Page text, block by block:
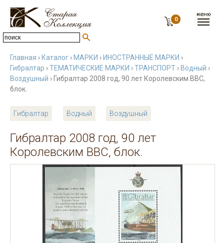
0
Главная › Каталог › МАРКИ › ИНОСТРАННЫЕ МАРКИ ›
Гибралтар ›ТЕМАТИЧЕСКИЕ МАРКИ ›ТРАНСПОРТ › Водный ›
Воздушный › Гибралтар 2008 год, 90 лет Королевским ВВС,
блок.
Гибралтар Водный Воздушный
Гибралтар 2008 год, 90 лет
Королевским ВВС, блок.